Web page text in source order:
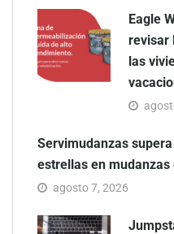
Eagle
revisar
las
Servimudanzas
estrellas en mudanzas
agosto 7, 2026